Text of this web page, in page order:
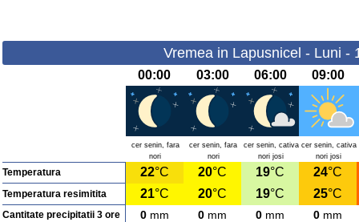
Vremea in Lapusnicel - Luni -
00:00 03:00 06:00 09:00
cer senin, fara
nori
cer senin, fara
nori
cer senin, cativa
nori josi
cer senin, cativa
nori josi
Temperatura 22°C 20°C 19°C 24°C
Temperatura resimitita 21°C 20°C 19°C 25°C
Cantitate precipitatii 3 ore 0 mm 0 mm 0 mm 0 mm